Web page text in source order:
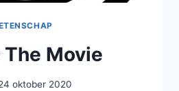
The Movie
oktober 2020